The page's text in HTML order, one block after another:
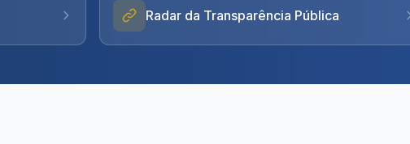
Radar da Transparência Pública